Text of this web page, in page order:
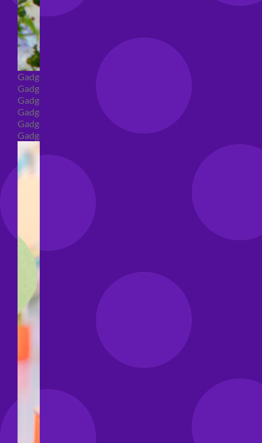
Gadget
Gadget addio al nubilato
Gadget Laurea
Gadget addio al celibato
Gadget per compleanno
Gadget generici